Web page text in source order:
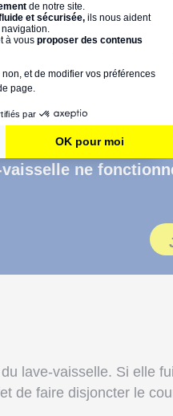
qui s'écoule dans la
, les plombs peuvent
ne
lave-vaisselle. Si elle
de faire disjoncter le